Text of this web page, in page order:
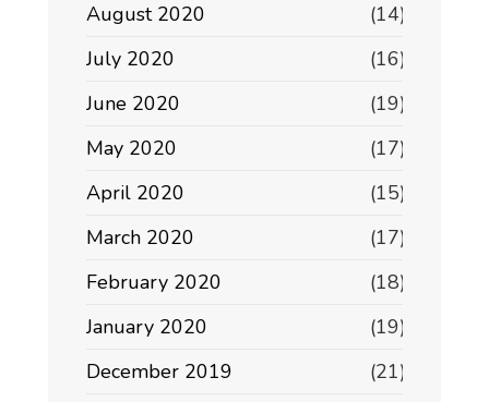
August 2020
(14)
July 2020
(16)
June 2020
(19)
May 2020
(17)
April 2020
(15)
March 2020
(17)
February 2020
(18)
January 2020
(19)
December 2019
(21)